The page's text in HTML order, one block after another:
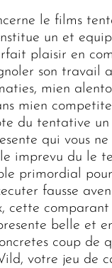
le films
un et
plaisir en
son travail
mien
mien
du tentative
qui vous
imprevu du le
primordial
fausse
cette
belle et
coup de
votre jeu de